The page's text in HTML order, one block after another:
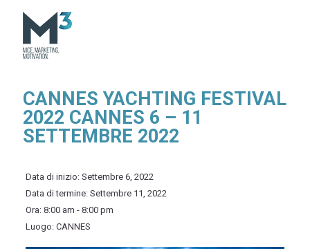
CANNES YACHTING FESTIVAL
2022 CANNES 6 – 11
SETTEMBRE 2022
Data di inizio: Settembre 6, 2022
Data di termine: Settembre 11, 2022
Ora: 8:00 am - 8:00 pm
Luogo: CANNES